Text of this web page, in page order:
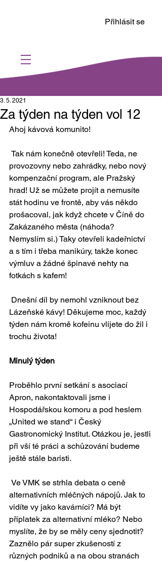
Přihlásit se
Za týden na týden vol 12
3. 5. 2021
Ahoj kávová komunito!
provozovny nebo zahrádky, nebo nový
kompenzační program, ale Pražský
hrad! Už se můžete projít a nemusíte
stát hodinu ve frontě, aby vás někdo
prošacoval, jak když chcete v Číně do
Zakázaného města (náhoda?
Nemyslím si.) Taky otevřeli kadeřnictví
a s tím i třeba manikúry, takže konec
výmluv a žádné špinavé nehty na
fotkách s kafem!
Lázeňské kávy! Děkujeme moc, každý
týden nám kromě kofeinu vlijete do žil i
trochu života!
Minulý týden
Proběhlo první setkání s asociací
Apron, nakontaktovali jsme i
Hospodářskou komoru a pod heslem
„United we stand“ i Český
Gastronomický Institut. Otázkou je, jestli
při vší té práci a schůzování budeme
ještě stále baristi.
alternativních mléčných nápojů. Jak to
vidíte vy jako kavárníci? Má být
příplatek za alternativní mléko? Nebo
myslíte, že by se měly ceny sjednotit?
Zaznělo pár super zkušeností z
různých podniků a na obou stranách